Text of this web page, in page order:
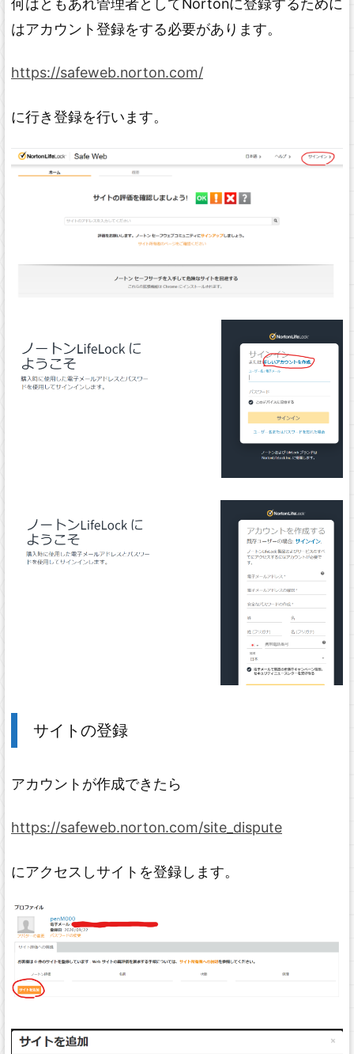
何はともあれ管理者としてNortonに登録するために
はアカウント登録をする必要があります。
https://safeweb.norton.com/
に行き登録を行います。
サイトの登録
アカウントが作成できたら
https://safeweb.norton.com/site_dispute
にアクセスしサイトを登録します。